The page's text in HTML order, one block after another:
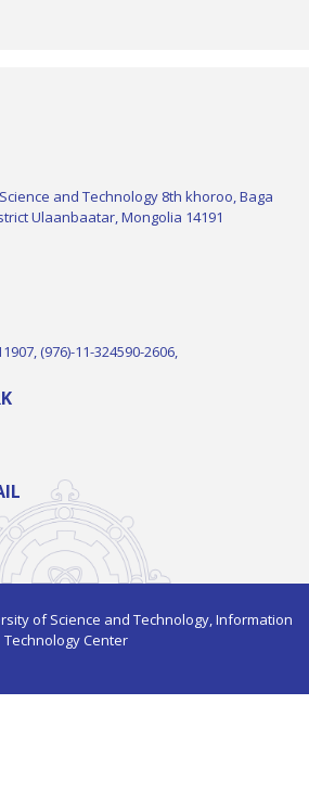
and Technology 8th khoroo, Baga
Ulaanbaatar, Mongolia 14191
(976)-11-324590-2606,
of Science and Technology, Information
Technology Center